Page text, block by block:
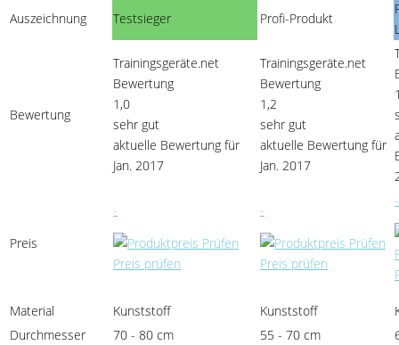
Auszeichnung
Testsieger Profi-Produkt
Bewertung
Trainingsgeräte.net
Bewertung
1,0
sehr gut
aktuelle Bewertung für
Jan. 2017
Trainingsgeräte.net
Bewertung
1,2
sehr gut
aktuelle Bewertung für
Jan. 2017
Preis
-
Preis prüfen
-
Preis prüfen
-
Material Kunststoff Kunststoff
Durchmesser
70 - 80 cm 55 - 70 cm